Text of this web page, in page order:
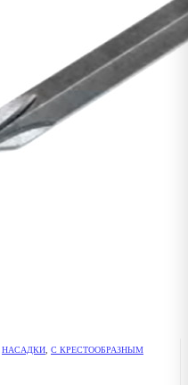
НАСАДКИ, С КРЕСТООБРАЗНЫМ